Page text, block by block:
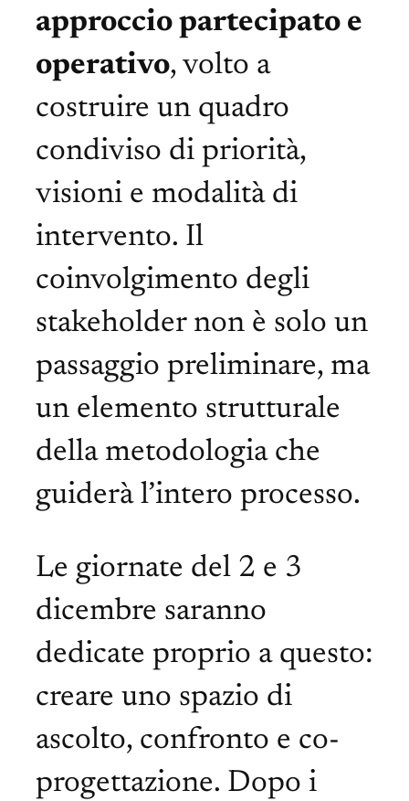
approccio partecipato e
operativo, volto a
costruire un quadro
condiviso di priorità,
visioni e modalità di
intervento. Il
coinvolgimento degli
stakeholder non è solo un
passaggio preliminare, ma
un elemento strutturale
della metodologia che
guiderà l’intero processo.
Le giornate del 2 e 3
dicembre saranno
dedicate proprio a questo:
creare uno spazio di
ascolto, confronto e co-
progettazione. Dopo i